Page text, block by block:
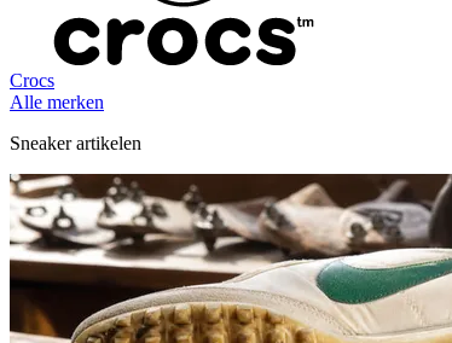
Crocs
Alle merken
Sneaker artikelen